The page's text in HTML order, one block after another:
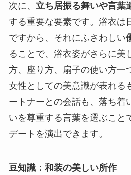
次に、 立ち居振る舞いや言葉
する重要な要素です。浴衣は
ですから、それにふさわしい
ることで、浴衣姿がさらに美
方、座り方、扇子の使い方一
女性としての美意識が表れる
ートナーとの会話も、落ち着
いを尊重する言葉を選ぶこと
デートを演出できます。
豆知識：和装の美しい所作